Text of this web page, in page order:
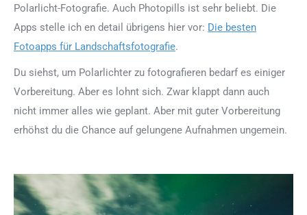
Polarlicht-Fotografie. Auch Photopills ist sehr beliebt. Die
Apps stelle ich en detail übrigens hier vor: Die besten
Fotoapps für Landschaftsfotografie.
Du siehst, um Polarlichter zu fotografieren bedarf es einiger
Vorbereitung. Aber es lohnt sich. Zwar klappt dann auch
nicht immer alles wie geplant. Aber mit guter Vorbereitung
erhöhst du die Chance auf gelungene Aufnahmen ungemein.